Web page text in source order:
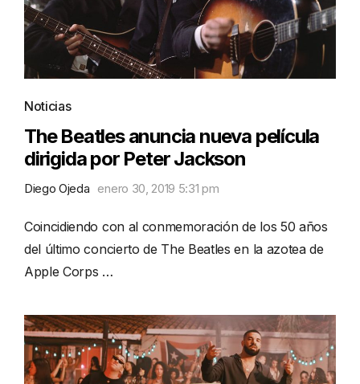
Noticias
The Beatles anuncia nueva película
dirigida por Peter Jackson
Diego Ojeda enero 30, 2019 5:31 pm
Coincidiendo con al conmemoración de los 50 años
del último concierto de The Beatles en la azotea de
Apple Corps …